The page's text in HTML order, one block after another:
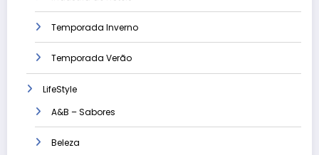
Temporada Inverno
Temporada Verão
LifeStyle
A&B – Sabores
Beleza